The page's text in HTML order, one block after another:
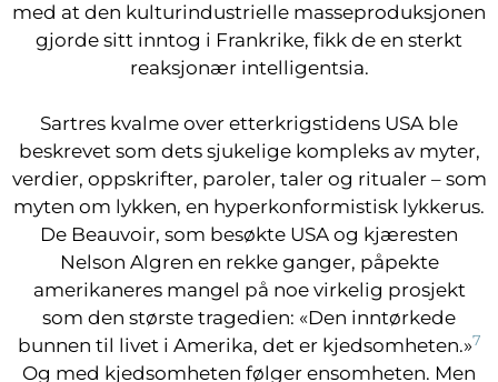
med at den kulturindustrielle masseproduksjonen
gjorde sitt inntog i Frankrike, fikk de en sterkt
reaksjonær intelligentsia.
Sartres kvalme over etterkrigstidens USA ble
beskrevet som dets sjukelige kompleks av myter,
verdier, oppskrifter, paroler, taler og ritualer – som
myten om lykken, en hyperkonformistisk lykkerus.
De Beauvoir, som besøkte USA og kjæresten
Nelson Algren en rekke ganger, påpekte
amerikaneres mangel på noe virkelig prosjekt
som den største tragedien: «Den inntørkede
bunnen til livet i Amerika, det er kjedsomheten.»7
Og med kjedsomheten følger ensomheten. Men